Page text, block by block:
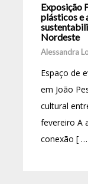
Exposição
plásticos e
Nordeste
Alessandra
Espaço de
em João
cultural
fevereiro A
conexão [